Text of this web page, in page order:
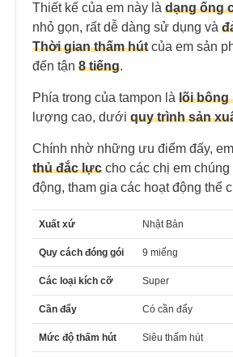
Thiết kế của em này là dạng ống
nhỏ gọn, rất dễ dàng sử dụng và
Thời gian thấm hút của em sản
đến tận 8 tiếng.
Phía trong của tampon là lõi bông
lượng cao, dưới quy trình sản
Chính nhờ những ưu điểm đấy,
thủ đắc lực cho các chị em chúng
động, tham gia các hoạt động thể
Xuất xứ Nhật Bản
Quy cách đóng gói 9 miếng
Các loại kích cỡ Super
Cần đẩy Có cần đẩy
Mức độ thấm hút Siêu thấm hút